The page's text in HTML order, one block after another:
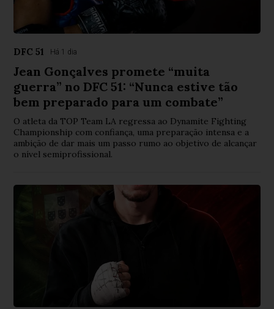
DFC 51 Há 1 dia
Jean Gonçalves promete “muita
guerra” no DFC 51: “Nunca estive tão
bem preparado para um combate”
O atleta da TOP Team LA regressa ao Dynamite Fighting
Championship com confiança, uma preparação intensa e a
ambição de dar mais um passo rumo ao objetivo de alcançar
o nível semiprofissional.